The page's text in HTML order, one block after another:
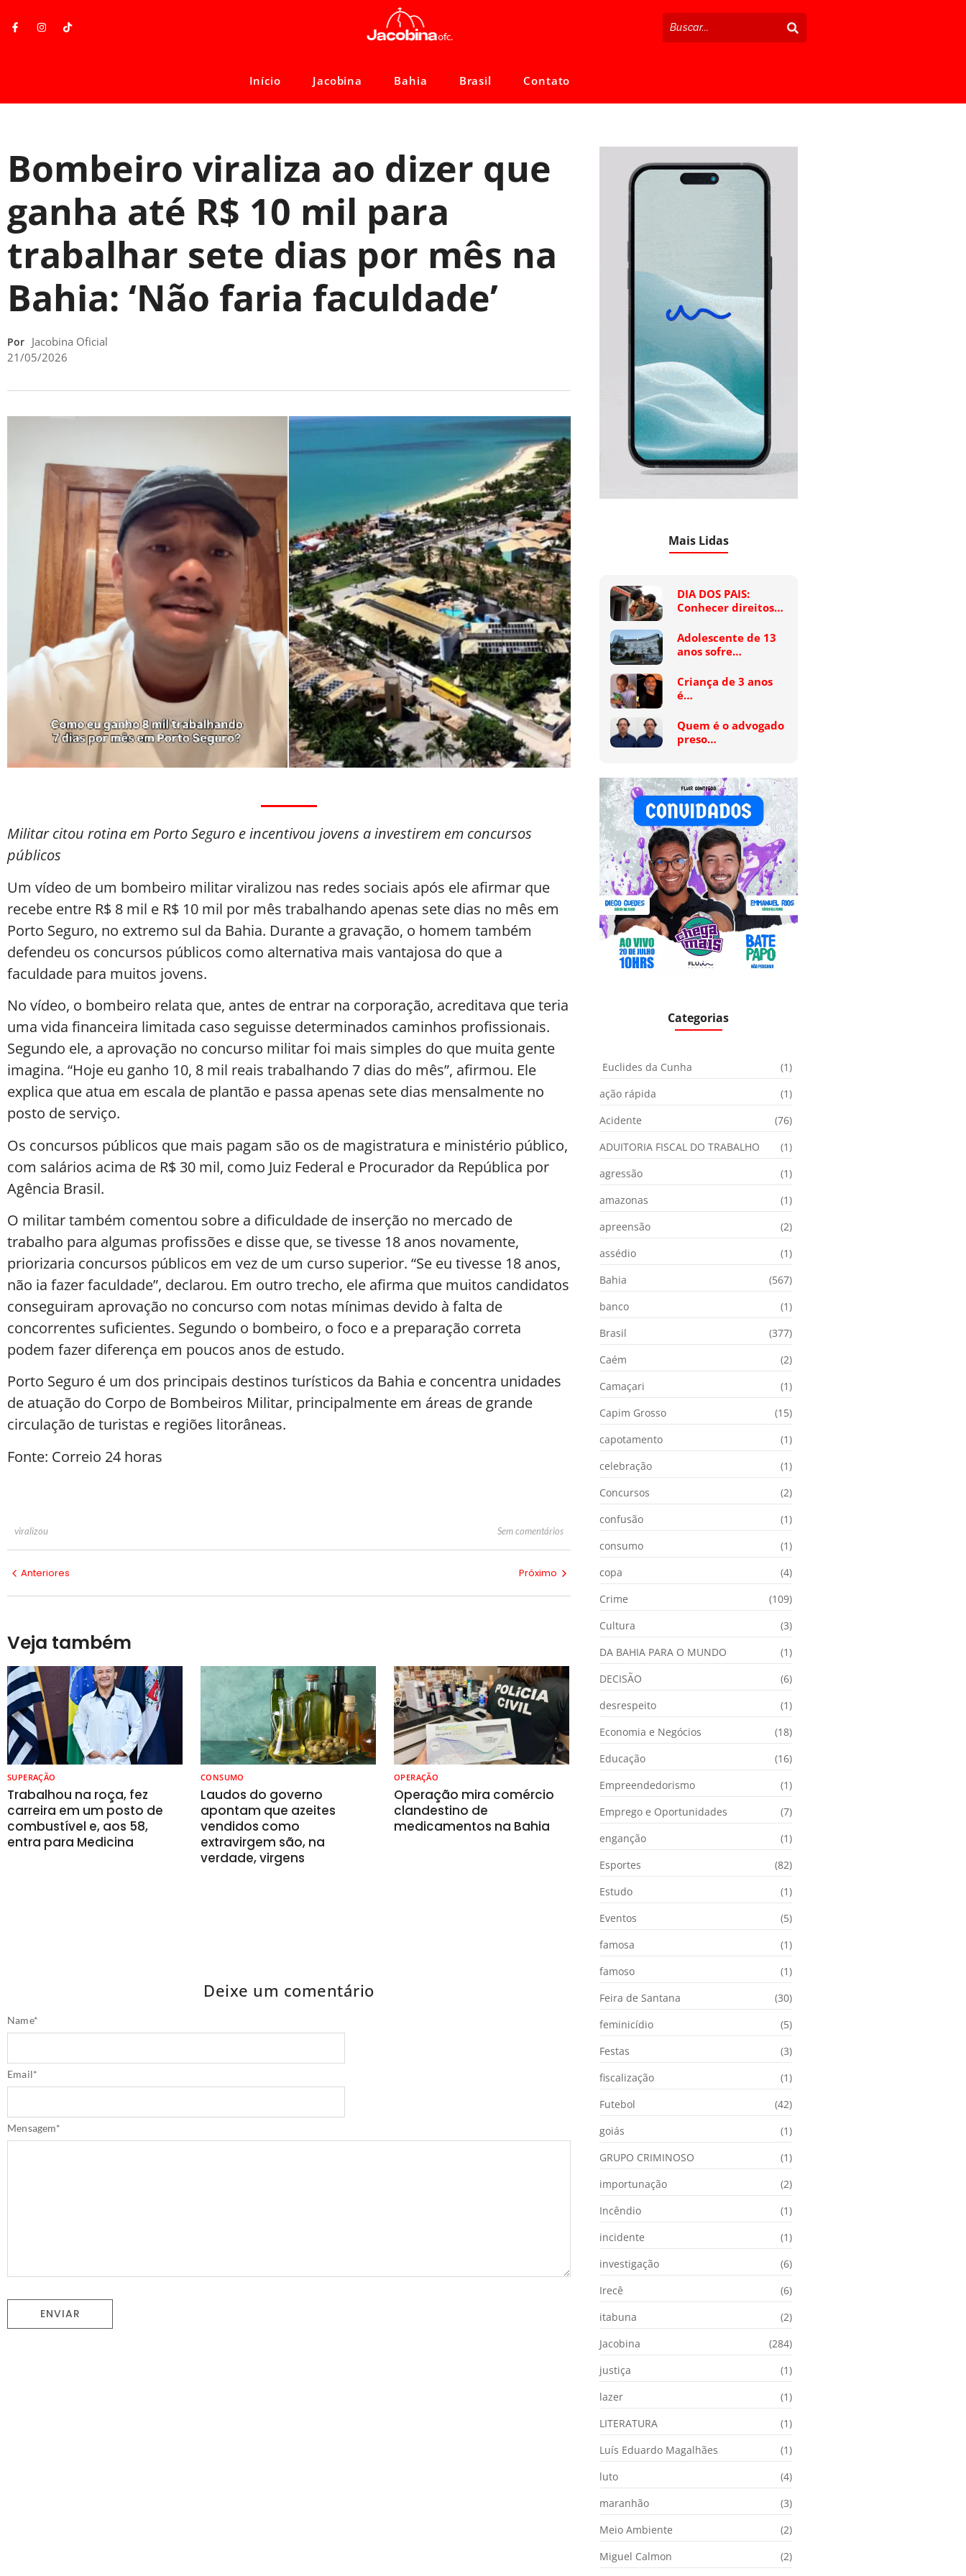
Início Jacobina Bahia Brasil Contato
Bombeiro viraliza ao dizer que
ganha até R$ 10 mil para
trabalhar sete dias por mês na
Bahia: ‘Não faria faculdade’
Por Jacobina Oficial
21/05/2026
Militar citou rotina em Porto Seguro e incentivou jovens a investirem em concursos
públicos
Um vídeo de um bombeiro militar viralizou nas redes sociais após ele afirmar que
recebe entre R$ 8 mil e R$ 10 mil por mês trabalhando apenas sete dias no mês em
Porto Seguro, no extremo sul da Bahia. Durante a gravação, o homem também
defendeu os concursos públicos como alternativa mais vantajosa do que a
faculdade para muitos jovens.
No vídeo, o bombeiro relata que, antes de entrar na corporação, acreditava que teria
uma vida financeira limitada caso seguisse determinados caminhos profissionais.
Segundo ele, a aprovação no concurso militar foi mais simples do que muita gente
imagina. “Hoje eu ganho 10, 8 mil reais trabalhando 7 dias do mês”, afirmou. Ele
explica que atua em escala de plantão e passa apenas sete dias mensalmente no
posto de serviço.
Os concursos públicos que mais pagam são os de magistratura e ministério público,
com salários acima de R$ 30 mil, como Juiz Federal e Procurador da República por
Agência Brasil.
O militar também comentou sobre a dificuldade de inserção no mercado de
trabalho para algumas profissões e disse que, se tivesse 18 anos novamente,
priorizaria concursos públicos em vez de um curso superior. “Se eu tivesse 18 anos,
não ia fazer faculdade”, declarou. Em outro trecho, ele afirma que muitos candidatos
conseguiram aprovação no concurso com notas mínimas devido à falta de
concorrentes suficientes. Segundo o bombeiro, o foco e a preparação correta
podem fazer diferença em poucos anos de estudo.
Porto Seguro é um dos principais destinos turísticos da Bahia e concentra unidades
de atuação do Corpo de Bombeiros Militar, principalmente em áreas de grande
circulação de turistas e regiões litorâneas.
Fonte: Correio 24 horas
viralizou Sem comentários
Anteriores Próximo
Veja também
SUPERAÇÃO
Trabalhou na roça, fez
carreira em um posto de
combustível e, aos 58,
entra para Medicina
CONSUMO
Laudos do governo
apontam que azeites
vendidos como
extravirgem são, na
verdade, virgens
OPERAÇÃO
Operação mira comércio
clandestino de
medicamentos na Bahia
Deixe um comentário
Name*
Email*
Mais Lidas
DIA DOS PAIS:
Conhecer direitos…
Adolescente de 13
anos sofre…
Criança de 3 anos
é…
Quem é o advogado
preso…
Categorias
Euclides da Cunha
(1)
ação rápida
(1)
Acidente
(76)
ADUITORIA FISCAL DO TRABALHO
(1)
agressão
(1)
amazonas
(1)
apreensão
(2)
assédio
(1)
Bahia
(567)
banco
(1)
Brasil
(377)
Caém
(2)
Camaçari
(1)
Capim Grosso
(15)
capotamento
(1)
celebração
(1)
Concursos
(2)
confusão
(1)
consumo
(1)
copa
(4)
Crime
(109)
Cultura
(3)
DA BAHIA PARA O MUNDO
(1)
DECISÃO
(6)
desrespeito
(1)
Economia e Negócios
(18)
Educação
(16)
Empreendedorismo
(1)
Emprego e Oportunidades
(7)
enganção
(1)
Esportes
(82)
Estudo
(1)
Eventos
(5)
famosa
(1)
famoso
(1)
Feira de Santana
(30)
feminicídio
(5)
Festas
(3)
fiscalização
(1)
Futebol
(42)
goiás
(1)
GRUPO CRIMINOSO
(1)
importunação
(2)
Incêndio
(1)
incidente
(1)
investigação
(6)
Irecê
(6)
itabuna
(2)
Jacobina
(284)
justiça
(1)
lazer
(1)
LITERATURA
(1)
Luís Eduardo Magalhães
(1)
luto
(4)
maranhão
(3)
Meio Ambiente
(2)
Miguel Calmon
(2)